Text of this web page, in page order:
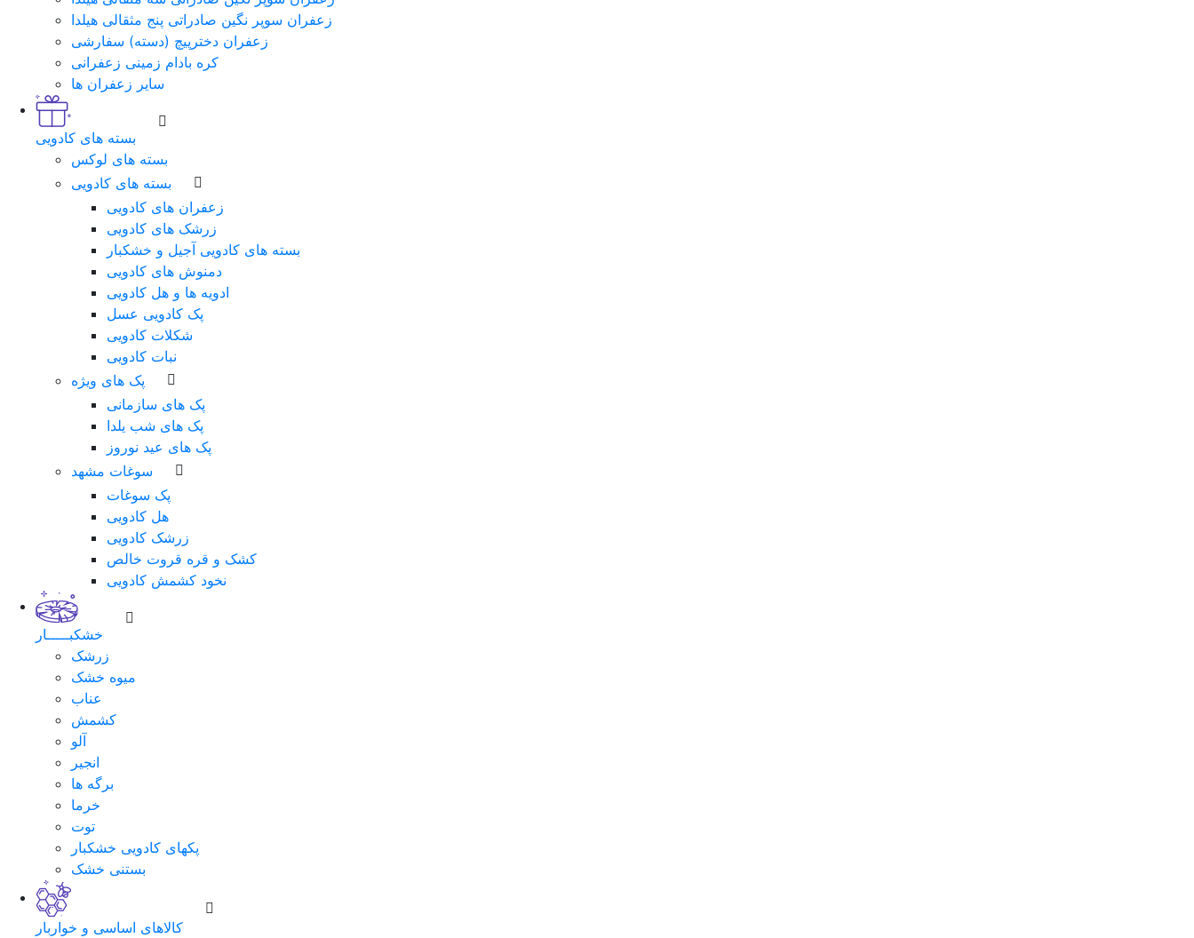
زعفران سوپر نگین صادراتی پنج مثقالی هیلدا
زعفران دخترپیچ (دسته) سفارشی
کره بادام زمینی زعفرانی
سایر زعفران ها
بسته های کادویی
بسته های لوکس
بسته های کادویی
زعفران های کادویی
زرشک های کادویی
بسته های کادویی آجیل و خشکبار
دمنوش های کادویی
ادویه ها و هل کادویی
پک کادویی عسل
شکلات کادویی
نبات کادویی
پک های ویژه
پک های سازمانی
پک های شب یلدا
پک های عید نوروز
سوغات مشهد
پک سوغات
هل کادویی
زرشک کادویی
کشک و قره قروت خالص
نخود کشمش کادویی
خشکبـــــار
زرشک
میوه خشک
عناب
کشمش
آلو
انجیر
برگه ها
خرما
توت
پکهای کادویی خشکبار
بستنی خشک
کالاهای اساسی و خواربار